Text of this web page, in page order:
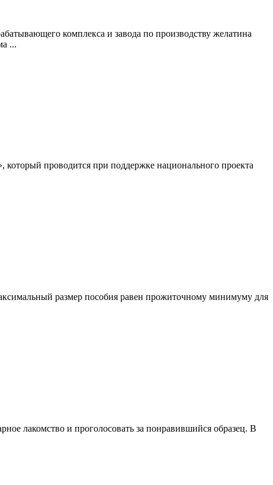
комплекса и завода по производству желатина
...
который проводится при поддержке национального проекта
размер пособия равен прожиточному минимуму для
лакомство и проголосовать за понравившийся образец. В